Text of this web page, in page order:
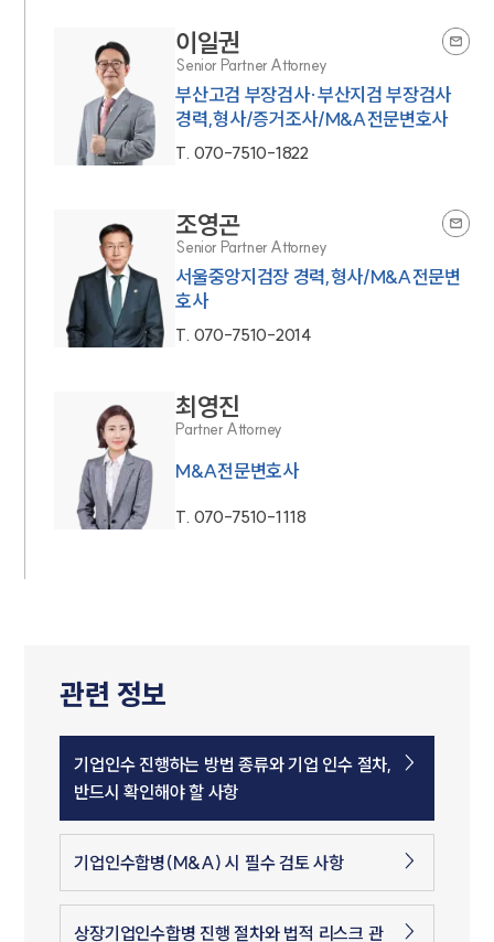
이일권
Senior Partner Attorney
부산고검 부장검사·부산지검 부장검사
경력,형사/증거조사/M&A전문변호사
T. 070-7510-1822
조영곤
Senior Partner Attorney
서울중앙지검장 경력,형사/M&A전문변
호사
T. 070-7510-2014
최영진
Partner Attorney
M&A전문변호사
T. 070-7510-1118
관련 정보
기업인수 진행하는 방법 종류와 기업 인수 절차,
반드시 확인해야 할 사항
기업인수합병(M&A) 시 필수 검토 사항
상장기업인수합병 진행 절차와 법적 리스크 관